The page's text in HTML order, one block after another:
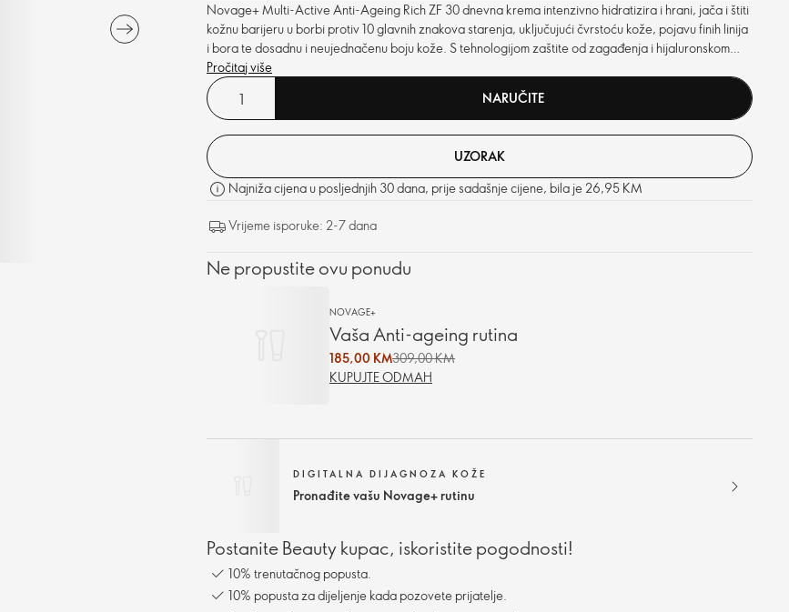
Novage+ Multi-Active Anti-Ageing Rich ZF 30 dnevna krema intenzivno hidratizira i hrani, jača i štiti
kožnu barijeru u borbi protiv 10 glavnih znakova starenja, uključujući čvrstoću kože, pojavu finih linija
i bora te dosadnu i neujednačenu boju kože. S tehnologijom zaštite od zagađenja i hijaluronskom
kiselinom.
Pročitaj više
NARUČITE
UZORAK
Najniža cijena u posljednjih 30 dana, prije sadašnje cijene, bila je 26,95 KM
Vrijeme isporuke: 2-7 dana
Ne propustite ovu ponudu
NOVAGE+
Vaša Anti-ageing rutina
185,00 KM309,00 KM
KUPUJTE ODMAH
DIGITALNA DIJAGNOZA KOŽE
Pronađite vašu Novage+ rutinu
Postanite Beauty kupac, iskoristite pogodnosti!
10% trenutačnog popusta.
10% popusta za dijeljenje kada pozovete prijatelje.